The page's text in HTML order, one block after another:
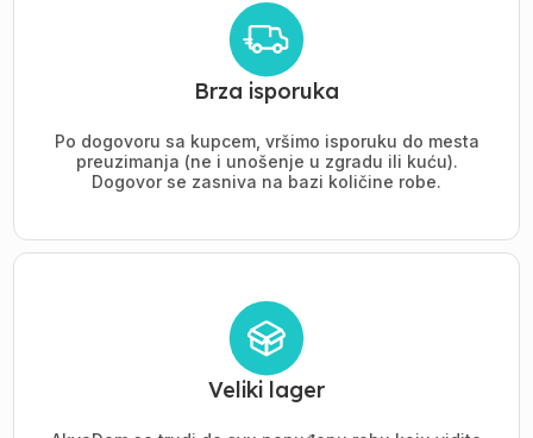
Brza isporuka
Po dogovoru sa kupcem, vršimo isporuku do mesta
preuzimanja (ne i unošenje u zgradu ili kuću).
Dogovor se zasniva na bazi količine robe.
Veliki lager